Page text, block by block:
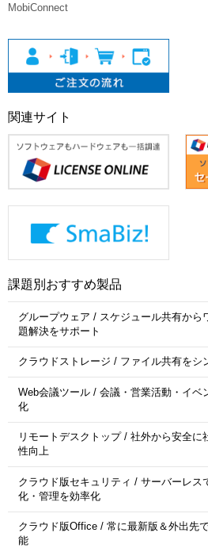
MobiConnect
関連サイト
課題別おすすめ製品
グループウェア / スケジュール共有から
題解決をサポート
クラウドストレージ / ファイル共有をシ
Web会議ツール / 会議・営業活動・イベ
化
リモートデスクトップ / 社外から安全に
性向上
クラウド版セキュリティ / サーバーレス
化・管理を効率化
クラウド版Office / 常に最新版＆外出先
能